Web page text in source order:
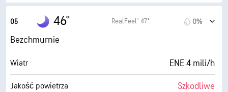
Punkt rosy
AccuLumen Brightness Index™
Zachmurzenie 0%
Widoczność 10 mili
05 46° RealFeel® 47° 0%
Bezchmurnie
Wiatr ENE 4 mili/h
Jakość powietrza Szkodliwe